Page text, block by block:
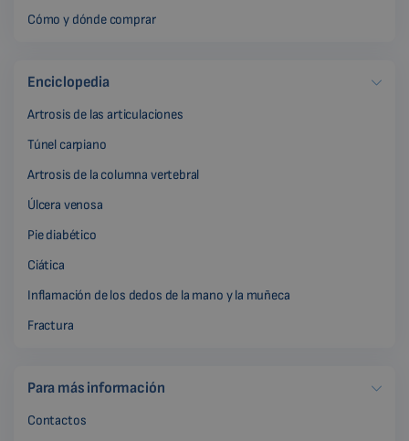
Cómo y dónde comprar
Enciclopedia
Artrosis de las articulaciones
Túnel carpiano
Artrosis de la columna vertebral
Úlcera venosa
Pie diabético
Ciática
Inflamación de los dedos de la mano y la muñeca
Fractura
Para más información
Contactos